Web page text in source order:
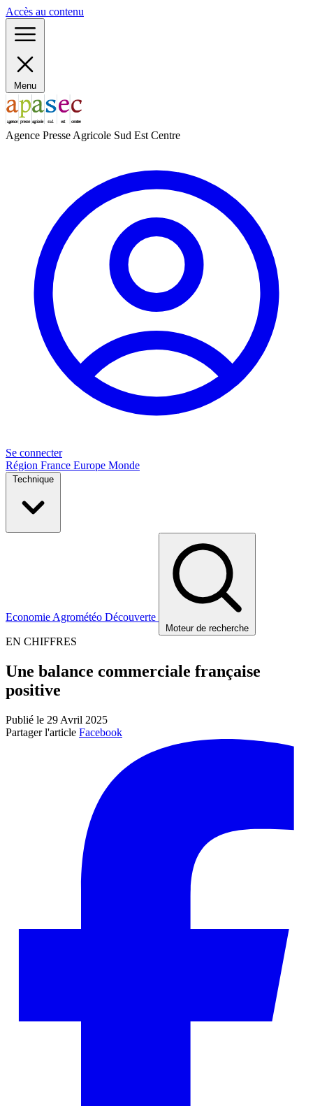
Accès au contenu
Menu
Agence Presse Agricole Sud Est Centre
Se connecter
Région France Europe Monde
Technique
Economie Agrométéo Découverte
Moteur de recherche
EN CHIFFRES
Une balance commerciale française
positive
Publié le 29 Avril 2025
Partager l'article Facebook
Panneau de gestion des cookies